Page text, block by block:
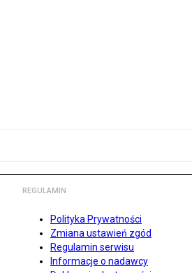
REGULAMIN
Polityka Prywatności
Zmiana ustawień zgód
Regulamin serwisu
Informacje o nadawcy